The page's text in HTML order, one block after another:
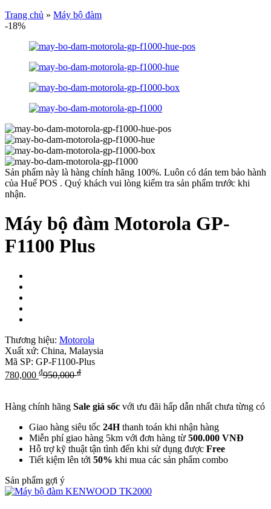
Trang chủ » Máy bộ đàm
-18%
Sản phẩm này là hàng chính hãng 100%. Luôn có dán tem bảo hành
của Huế POS . Quý khách vui lòng kiểm tra sản phẩm trước khi
nhận.
Máy bộ đàm Motorola GP-
F1100 Plus
Thương hiệu: Motorola
Xuất xứ: China, Malaysia
Mã SP: GP-F1100-Plus
780,000 ₫950,000₫
Hàng chính hãng Sale giá sốc với ưu đãi hấp dẫn nhất chưa từng có
Giao hàng siêu tốc 24Hthanh toán khi nhận hàng
Miễn phí giao hàng 5km với đơn hàng từ 500.000 VNĐ
Hỗ trợ kỹ thuật tận tình đến khi sử dụng được Free
Tiết kiệm lên tới 50% khi mua các sản phẩm combo
Sản phẩm gợi ý